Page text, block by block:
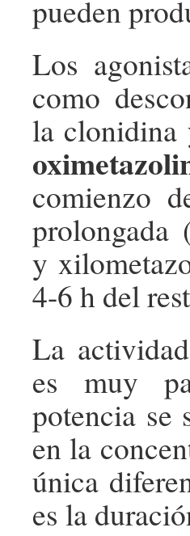
pueden
Los
como
la clonidina
comienzo
prolongada
y
4-6 h del
La
es muy
potencia se
en la
única
es la